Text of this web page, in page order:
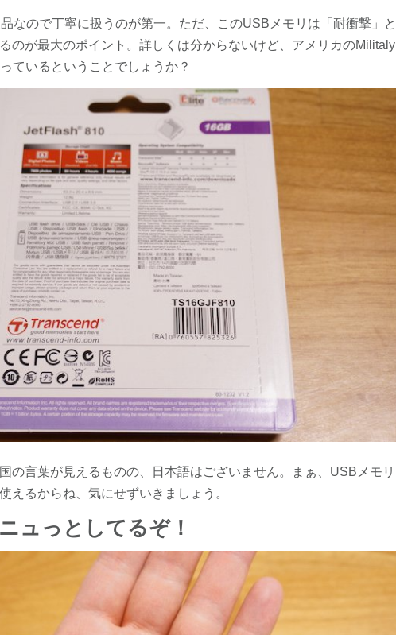
なので丁寧に扱うのが第一。ただ、このUSBメモリは「耐衝撃」と
のが最大のポイント。詳しくは分からないけど、アメリカのMilitaly
ているということでしょうか？
の言葉が見えるものの、日本語はございません。まぁ、USBメモリ
えるからね、気にせずいきましょう。
ュっとしてるぞ！